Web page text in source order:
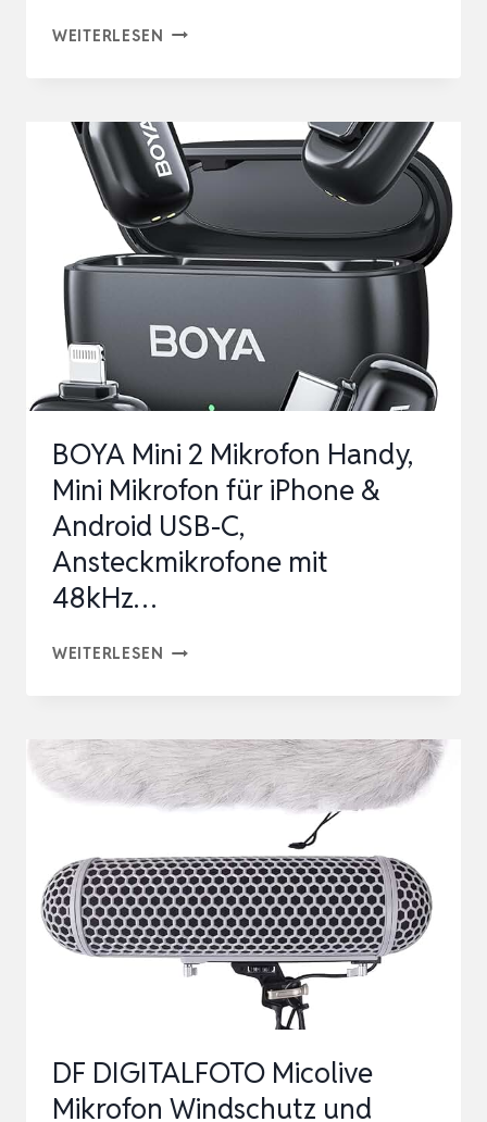
WEITERLESEN PODCAST
MIT
AUDIO
MIXER,
3,5MM
KONDENSATOR
FÜR
STREAMING
VOICE
C…
BOYA Mini 2 Mikrofon Handy,
Mini Mikrofon für iPhone &
Android USB-C,
Ansteckmikrofone mit
48kHz…
WEITERLESEN BOYA
MIKROFON
HANDY,
MINI
FÜR
IPHONE
&
ANDROID
ANSTECKMIKROFONE
MIT
DF DIGITALFOTO Micolive
Mikrofon Windschutz und